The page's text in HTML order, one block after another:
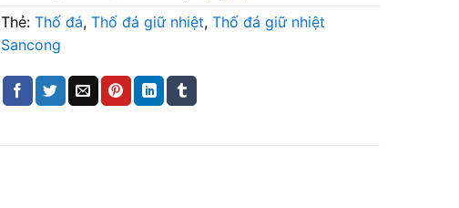
Thẻ:Thố đá,Thố đá giữ nhiệt,Thố đá giữ nhiệt
Sancong